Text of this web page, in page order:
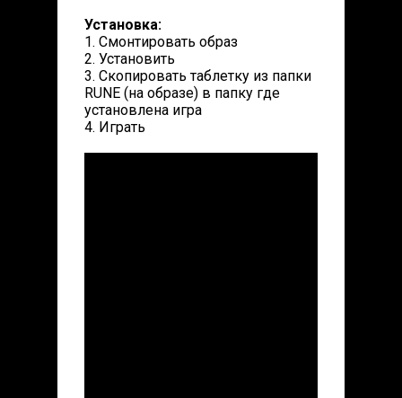
Установка:
1. Смонтировать образ
2. Установить
3. Скопировать таблетку из папки
RUNE (на образе) в папку где
установлена игра
4. Играть